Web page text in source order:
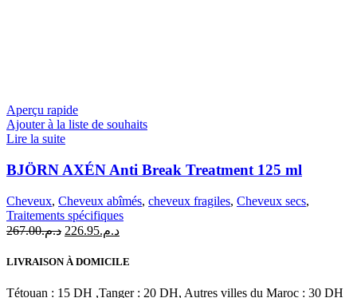
Aperçu rapide
Ajouter à la liste de souhaits
Lire la suite
BJÖRN AXÉN Anti Break Treatment 125 ml
Cheveux, Cheveux abîmés, cheveux fragiles, Cheveux secs,
Traitements spécifiques
د.م.267.00
Le
initial
د.م.226.95
Le
actuel
د.م.226.95.
LIVRAISON À DOMICILE
Tétouan : 15 DH ,Tanger : 20 DH, Autres villes du Maroc : 30 DH